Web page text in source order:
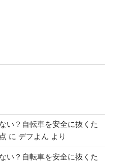
い？自転車を安全に抜くた
に デフよん より
い？自転車を安全に抜くた